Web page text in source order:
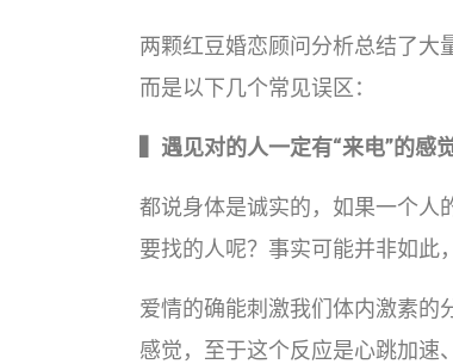
两颗红豆婚恋顾问分析总结了大
而是以下几个常见误区：
▍遇见对的人一定有“来电”的感
都说身体是诚实的，如果一个人
要找的人呢？事实可能并非如此
爱情的确能刺激我们体内激素的
感觉，至于这个反应是心跳加速